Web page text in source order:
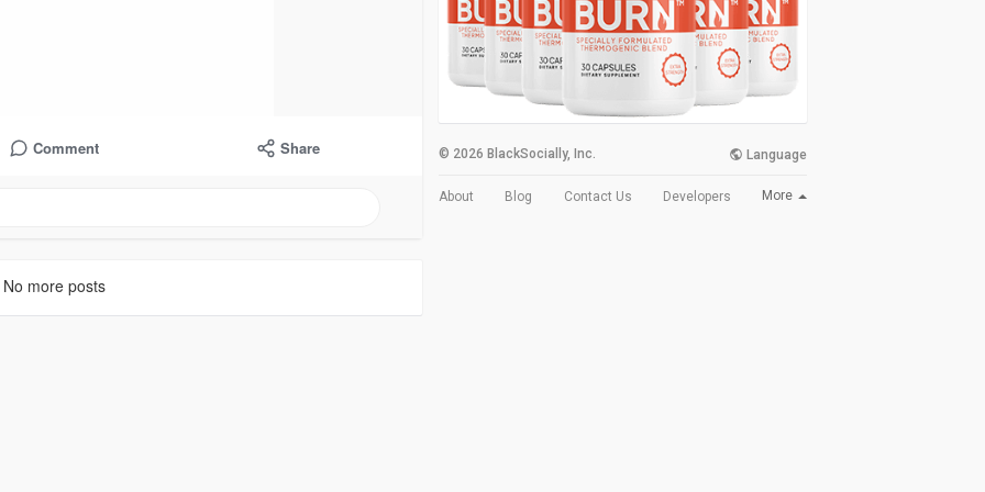
Comment Share
No more posts
© 2026 BlackSocially, Inc. Language
About Blog Contact Us Developers More